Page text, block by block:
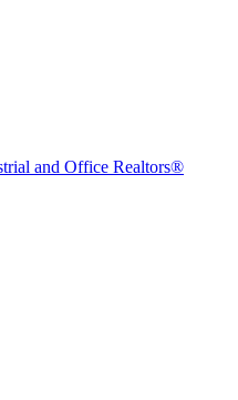
and Office Realtors®